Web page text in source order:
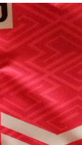
り少し足を伸
を疑った。も
だから当たり前
は思うが、こん
サポーターが単
、その中でもサ
ポーターの歴